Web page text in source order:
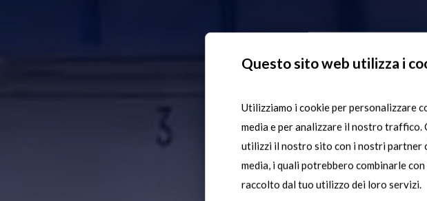
Questo sito web utilizza i
Utilizziamo i cookie per personalizzare
media e per analizzare il nostro
utilizzi il nostro sito con i nostri partner
media, i quali potrebbero combinarle
raccolto dal tuo utilizzo dei loro servizi.